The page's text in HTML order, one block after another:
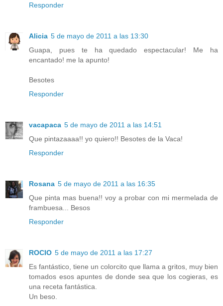
Responder
Alicia 5 de mayo de 2011 a las 13:30
Guapa, pues te ha quedado espectacular! Me ha
encantado! me la apunto!
Besotes
Responder
vacapaca 5 de mayo de 2011 a las 14:51
Que pintazaaaa!! yo quiero!! Besotes de la Vaca!
Responder
Rosana 5 de mayo de 2011 a las 16:35
Que pinta mas buena!! voy a probar con mi mermelada de
frambuesa... Besos
Responder
ROCIO 5 de mayo de 2011 a las 17:27
Es fantástico, tiene un colorcito que llama a gritos, muy bien
tomados esos apuntes de donde sea que los cogieras, es
una receta fantástica.
Un beso.